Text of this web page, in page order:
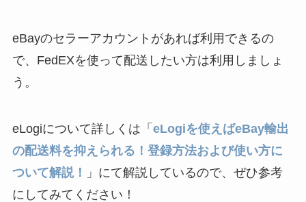
eBayのセラーアカウントがあれば利用できるの
で、FedEXを使って配送したい方は利用しましょ
う。
eLogiについて詳しくは「 eLogiを使えばeBay輸出
の配送料を抑えられる！登録方法および使い方に
ついて解説！
」にて解説しているので、ぜひ参考
にしてみてください！